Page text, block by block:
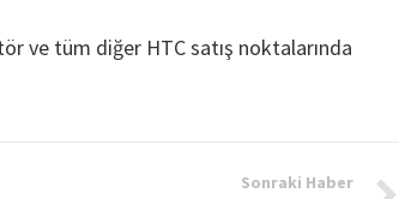
ve tüm diğer HTC satış noktalarında
Sonraki Haber